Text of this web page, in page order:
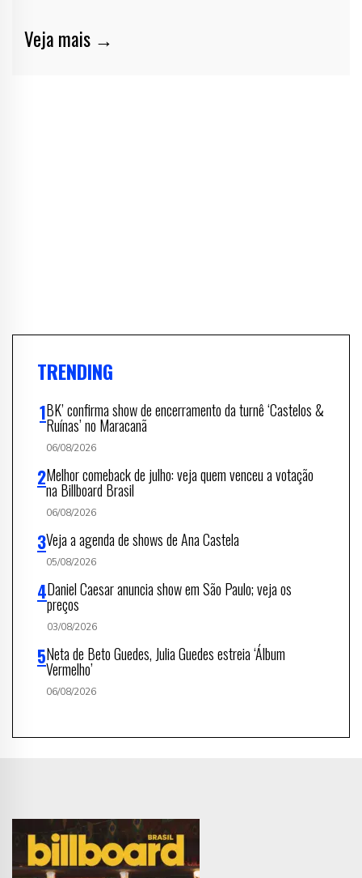
Veja mais →
TRENDING
BK’ confirma show de encerramento da turnê ‘Castelos &
Ruínas’ no Maracanã
06/08/2026
Melhor comeback de julho: veja quem venceu a votação
na Billboard Brasil
06/08/2026
Veja a agenda de shows de Ana Castela
05/08/2026
Daniel Caesar anuncia show em São Paulo; veja os
preços
03/08/2026
Neta de Beto Guedes, Julia Guedes estreia ‘Álbum
Vermelho’
06/08/2026